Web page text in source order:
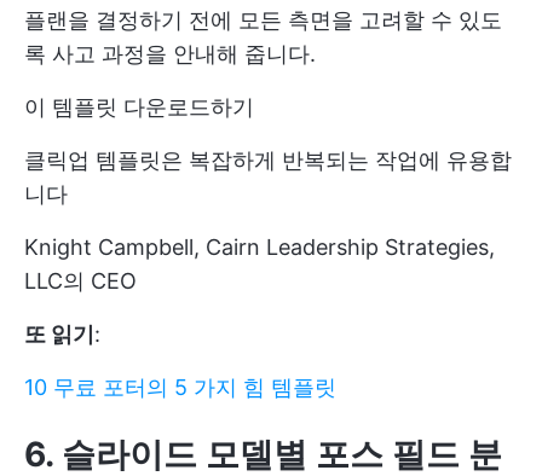
플랜을 결정하기 전에 모든 측면을 고려할 수 있도
록 사고 과정을 안내해 줍니다.
이 템플릿 다운로드하기
클릭업 템플릿은 복잡하게 반복되는 작업에 유용합
니다
Knight Campbell, Cairn Leadership Strategies,
LLC의 CEO
또 읽기:
10 무료 포터의 5 가지 힘 템플릿
6. 슬라이드 모델별 포스 필드 분